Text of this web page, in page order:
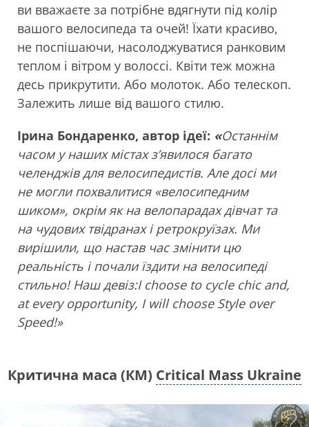
ви вважаєте за потрібне вдягнути під колір
вашого велосипеда та очей! Їхати красиво,
не поспішаючи, насолоджуватися ранковим
теплом і вітром у волоссі. Квіти теж можна
десь прикрутити. Або молоток. Або телескоп.
Залежить лише від вашого стилю.
Ірина Бондаренко, автор ідеї: «Останнім
часом у наших містах з’явилося багато
челенджів для велосипедистів. Але досі ми
не могли похвалитися «велосипедним
шиком», окрім як на велопарадах дівчат та
на чудових твідранах і ретрокруїзах. Ми
вирішили, що настав час змінити цю
реальність і почали їздити на велосипеді
стильно! Наш девіз:I choose to cycle chic and,
at every opportunity, I will choose Style over
Speed!»
Критична маса (КМ) Critical Mass Ukraine